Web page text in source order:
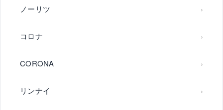
ノーリツ
コロナ
CORONA
リンナイ